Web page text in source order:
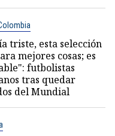
triste, esta selección
mejores cosas; es
futbolistas
tras quedar
del Mundial